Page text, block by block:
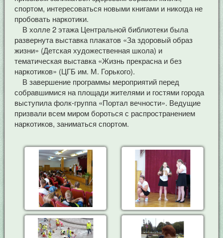
спортом, интересоваться новыми книгами и никогда не
пробовать наркотики.
В холле 2 этажа Центральной библиотеки была
развернута выставка плакатов «За здоровый образ
жизни» (Детская художественная школа) и
тематическая выставка «Жизнь прекрасна и без
наркотиков» (ЦГБ им. М. Горького).
В завершение программы мероприятий перед
собравшимися на площади жителями и гостями города
выступила фолк-группа «Портал вечности». Ведущие
призвали всем миром бороться с распространением
наркотиков, заниматься спортом.